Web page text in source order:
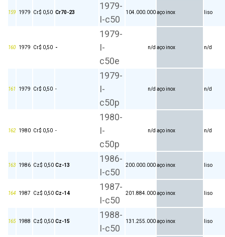
159 1979 Cr$ 0,50 Cr70-23
1979-
I-c50
104.000.000aço inox liso
160 1979 Cr$ 0,50 -
1979-
I-
c50e
n/d aço inox n/d
161 1979 Cr$ 0,50 -
1979-
I-
c50p
n/d aço inox n/d
162 1980 Cr$ 0,50 -
1980-
I-
c50p
n/d aço inox n/d
163 1986 Cz$ 0,50 Cz-13
1986-
I-c50
200.000.000aço inox liso
164 1987 Cz$ 0,50 Cz-14
1987-
I-c50
201.884.000aço inox liso
165 1988 Cz$ 0,50 Cz-15
1988-
I-c50
131.255.000aço inox liso